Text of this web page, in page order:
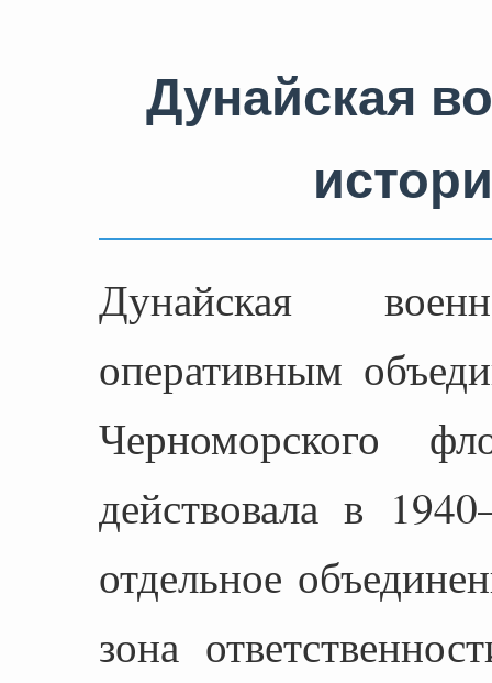
Дунайская
Дунайская
оперативным
действовала в
отдельное
зона